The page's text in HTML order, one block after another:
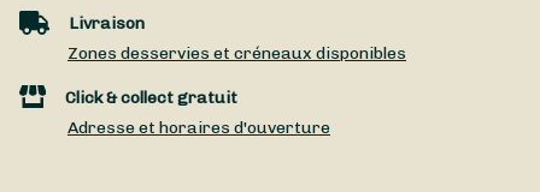
Livraison
Zones desservies et créneaux disponibles
Click & collect gratuit
Adresse et horaires d'ouverture